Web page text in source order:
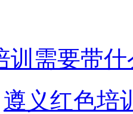
训需要带
遵义红色培